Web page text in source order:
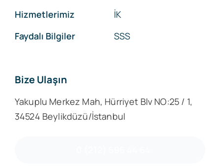
Hizmetlerimiz
Faydalı Bilgiler
İK
SSS
Bize Ulaşın
Yakuplu Merkez Mah, Hürriyet Blv NO:25 / 1,
34524 Beylikdüzü/İstanbul